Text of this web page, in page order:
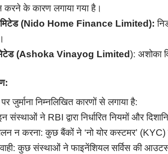
करने के कारण लगाया गया है।
(Nido Home Finance Limited):
(Ashoka Vinayog Limited): अशोका
निम्नलिखित कारणों से लगाया है:
ने RBI द्वारा निर्धारित नियमों और
न करना: कुछ बैंकों ने ‘नो योर कस्टमर’ (KYC)
कुछ संस्थाओं ने फाइनेंशियल सर्विस की